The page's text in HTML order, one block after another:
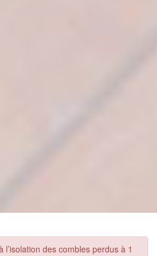
l’isolation des combles perdus à 1